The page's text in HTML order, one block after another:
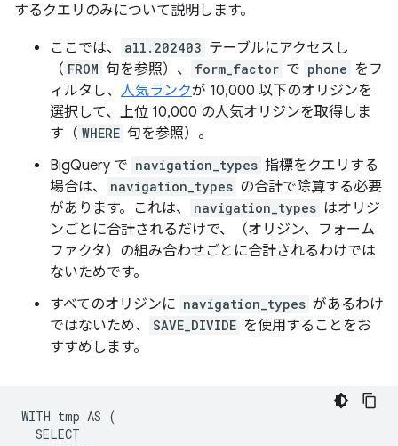
するクエリのみについて説明します。
ここでは、 all.202403 テーブルにアクセスし
（ FROM 句を参照）、 form_factor で phone をフ
ィルタし、 人気ランクが 10,000 以下のオリジンを
選択して、上位 10,000 の人気オリジンを取得しま
す（ WHERE 句を参照）。
BigQuery で navigation_types 指標をクエリする
場合は、
navigation_types の合計で除算する必要
があります。これは、
navigation_types はオリジ
ンごとに合計されるだけで、（オリジン、フォーム
ファクタ）の組み合わせごとに合計されるわけでは
ないためです。
すべてのオリジンに navigation_types があるわけ
ではないため、
SAVE_DIVIDE を使用することをお
すすめします。
WITH tmp AS (
  SELECT